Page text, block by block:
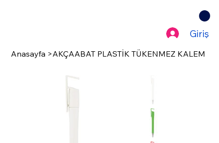
Giriş
Anasayfa >AKÇAABAT PLASTİK TÜKENMEZ KALEM